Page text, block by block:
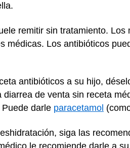
remitir sin tratamiento.
médicas. Los antibióticos
antibióticos a su hijo,
diarrea de venta sin receta
Puede darle paracetamol
siga las
le recomiende darle a